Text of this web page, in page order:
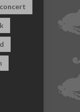
concert